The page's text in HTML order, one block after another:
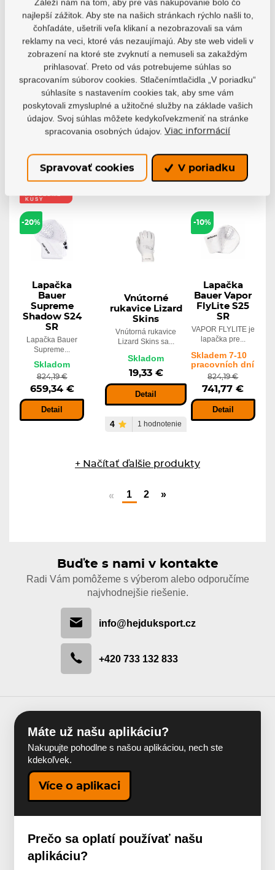
Lapačka
Brian’s Eclipse
SR
Brian's Eclipse SR je
profesionálny...
Skladom
824,19 €
Lapačka
Brian’s
Iconik X INT
Brankárska
lapačka Brian’s...
Skladom
399,71 €
Lapačka
Bauer
Prodigy S24
YTH
Lapačka Bauer
Prodigy S24 YTH
Skladom
98,87 €
88,98 €
KUSY
-20%
Lapačka
Bauer
Supreme
Shadow S24
SR
Lapačka Bauer
Supreme...
Skladom
824,19 €
659,34 €
Detail
Vnútorné
rukavice Lizard
Skins
Vnútorná rukavice
Lizard Skins sa...
Skladom
19,33 €
Detail
4 1 hodnotenie
-10%
Lapačka
Bauer Vapor
FlyLite S25
SR
VAPOR FLYLITE je
lapačka pre...
Skladem 7-10
pracovních dní
824,19 €
741,77 €
Detail
+ Načítať ďalšie produkty
« 1 2 »
Buďte s nami v kontakte
Radi Vám pomôžeme s výberom alebo odporučíme
najvhodnejšie riešenie.
info@hejduksport.cz
+420 733 132 833
Máte už našu aplikáciu?
Nakupujte pohodlne s našou aplikáciou, nech ste
kdekoľvek.
Více o aplikaci
Prečo sa oplatí používať našu
aplikáciu?
Záleží nám na tom, aby pre vás nakupovanie bolo čo
najlepší zážitok. Aby ste na našich stránkach rýchlo našli to,
čohľadáte, ušetrili veľa klikaní a nezobrazovali sa vám
reklamy na veci, ktoré vás nezaujímajú. Aby ste web videli v
zobrazení na ktoré ste zvyknutí a nemuseli sa zakaždým
prihlasovať. Preto od vás potrebujeme súhlas so
spracovaním súborov cookies. Stlačenímtlačidla „V poriadku“
súhlasíte s nastavením cookies tak, aby sme vám
poskytovali zmysluplné a užitočné služby na základe vašich
údajov. Svoj súhlas môžete kedykoľvekzmeniť na stránke
spracovania osobných údajov. Viac informácií
Spravovať cookies V poriadku